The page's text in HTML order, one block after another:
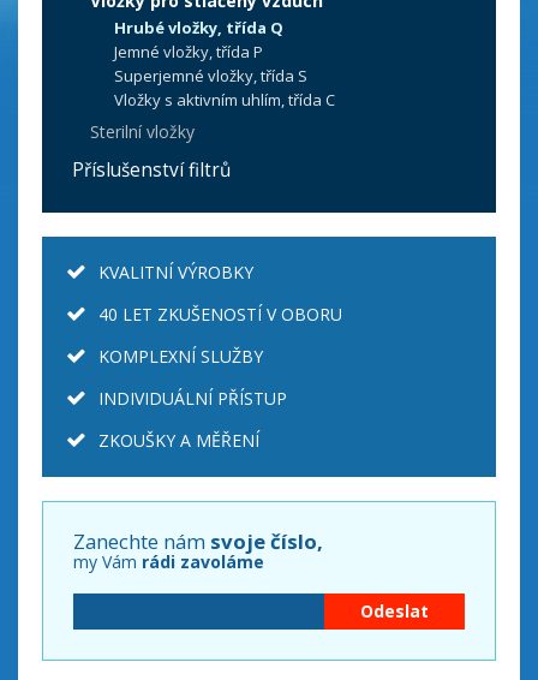
Hrubé vložky, třída Q
Jemné vložky, třída P
Superjemné vložky, třída S
Vložky s aktivním uhlím, třída C
Sterilní vložky
Příslušenství filtrů
KVALITNÍ VÝROBKY
40 LET ZKUŠENOSTÍ V OBORU
KOMPLEXNÍ SLUŽBY
INDIVIDUÁLNÍ PŘÍSTUP
ZKOUŠKY A MĚŘENÍ
Zanechte nám svoje číslo,
my Vám rádi zavoláme